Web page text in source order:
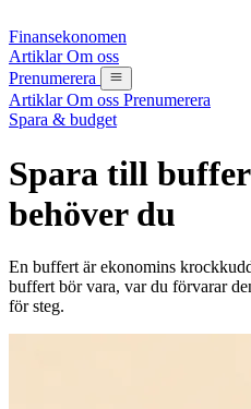
Finansekonomen
ArtiklarOm oss
Prenumerera
ArtiklarOm oss Prenumerera
Spara & budget
Spara till
behöver du
En buffert är ekonomins
buffert bör vara, var du förvarar
för steg.